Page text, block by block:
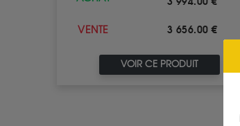
VENTE 3 656.00 €
VOIR CE PRODUIT